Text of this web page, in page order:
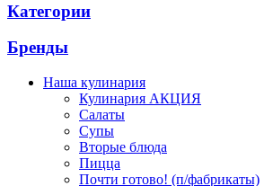
Категории
Бренды
Наша кулинария
Кулинария АКЦИЯ
Салаты
Супы
Вторые блюда
Пицца
Почти готово! (п/фабрикаты)